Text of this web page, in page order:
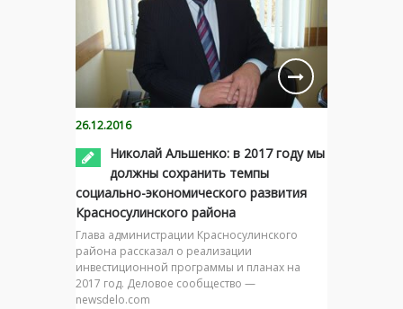
26.12.2016
Николай Альшенко: в 2017 году мы
должны сохранить темпы
социально-экономического развития
Красносулинского района
Глава администрации Красносулинского
района рассказал о реализации
инвестиционной программы и планах на
2017 год. Деловое сообщество —
newsdelo.com